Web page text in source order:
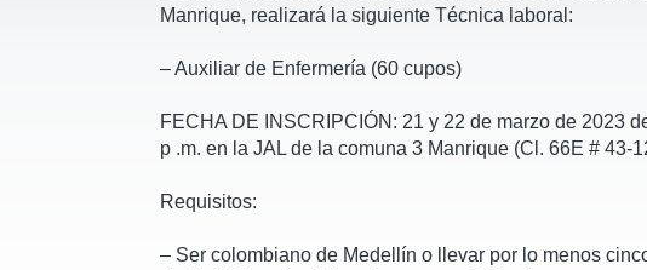
Manrique, realizará la siguiente Técnica laboral:
– Auxiliar de Enfermería (60 cupos)
FECHA DE INSCRIPCIÓN: 21 y 22 de marzo de 2023
p .m. en la JAL de la comuna 3 Manrique (Cl. 66E # 43-
Requisitos:
– Ser colombiano de Medellín o llevar por lo menos